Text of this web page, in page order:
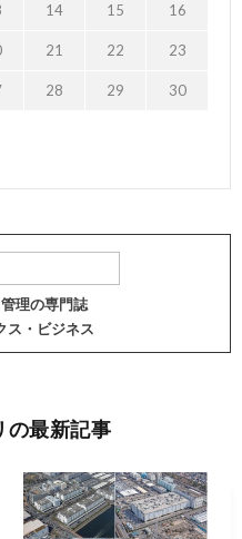
14 15 16
21 22 23
28 29 30
理の専門誌
ス・ビジネス
の最新記事